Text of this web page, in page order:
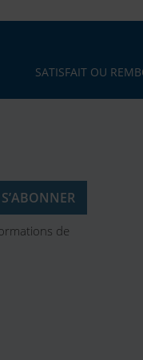
SATISFAIT OU
de